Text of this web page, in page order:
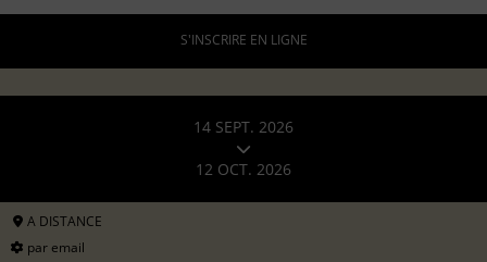
S'INSCRIRE EN LIGNE
14 SEPT. 2026
12 OCT. 2026
A DISTANCE
par email